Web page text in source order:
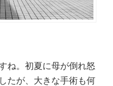
ね。初夏に母が倒れ怒
たが、大きな手術も何